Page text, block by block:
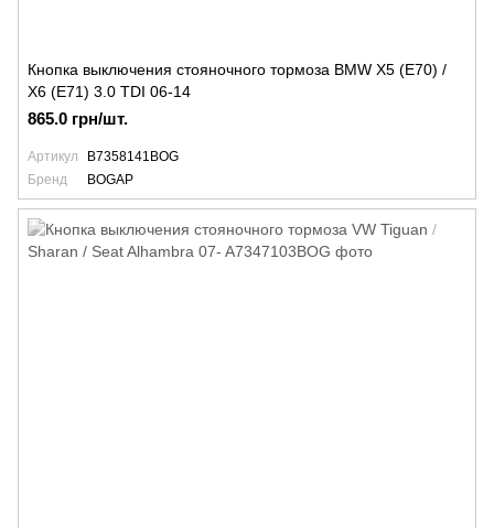
Кнопка выключения стояночного тормоза BMW X5 (E70) /
X6 (E71) 3.0 TDI 06-14
865.0 грн/шт.
Артикул
B7358141BOG
Бренд
BOGAP